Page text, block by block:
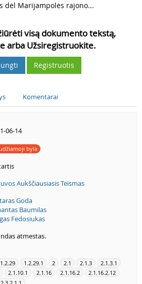
dėl Marijampolės rajono...
visą dokumento tekstą,
arba Užsiregistruokite.
Registruotis
Komentarai
06-14
byla
Aukščiausiasis Teismas
Goda
Baumilas
Fedosiukas
atmestas.
1.2.29 1.2.29.1 2 2.1 2.1.3
2.1.3.1
2.1.10.1 2.1.16 2.1.16.2
2.1.16.2.12